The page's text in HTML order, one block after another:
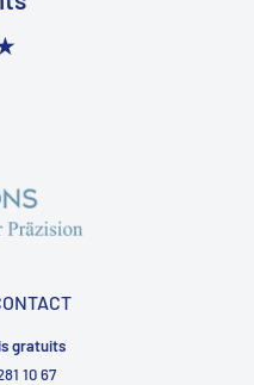
gratuits
10 67